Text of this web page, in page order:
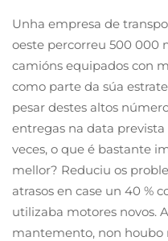
Unha empresa de
oeste percorreu 500 000
camións equipados con
como parte da súa
pesar destes altos
entregas na data
veces, o que é bastante
mellor? Reduciu os
atrasos en case un 40 %
utilizaba motores novos.
mantemento, non houbo